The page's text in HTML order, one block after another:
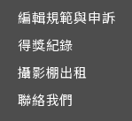
編輯規範與申訴
得獎紀錄
攝影棚出租
聯絡我們